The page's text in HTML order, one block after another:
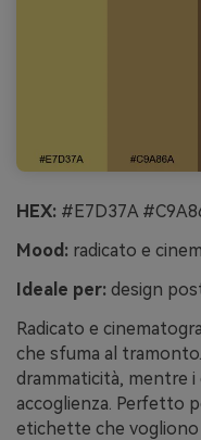
HEX: #E7D37A
Mood: radicato e
Ideale per: design
Radicato e
che sfuma al
drammaticità, mentre
accoglienza. Perfetto
etichette che